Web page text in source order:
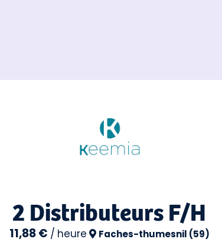
2 Distributeurs F/H
11,88 € / heure Faches-thumesnil (59)